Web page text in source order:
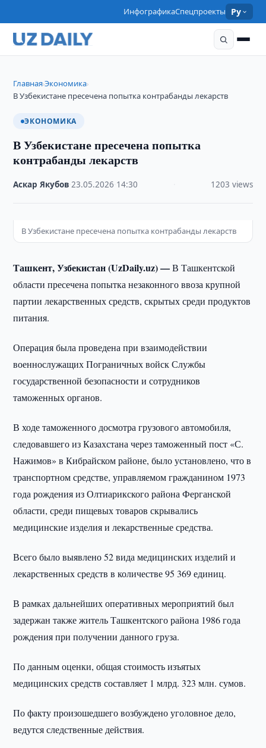
ИнфографикаСпецпроекты Ру
Главная›Экономика›
В Узбекистане пресечена попытка контрабанды лекарств
ЭКОНОМИКА
В Узбекистане пресечена попытка
контрабанды лекарств
Аскар Якубов ·23.05.2026 14:30 1203 views
В Узбекистане пресечена попытка контрабанды лекарств
Ташкент, Узбекистан (UzDaily.uz) —В Ташкентской
области пресечена попытка незаконного ввоза крупной
партии лекарственных средств, скрытых среди продуктов
питания.
Операция была проведена при взаимодействии
военнослужащих Пограничных войск Службы
государственной безопасности и сотрудников
таможенных органов.
В ходе таможенного досмотра грузового автомобиля,
следовавшего из Казахстана через таможенный пост «С.
Нажимов» в Кибрайском районе, было установлено, что в
транспортном средстве, управляемом гражданином 1973
года рождения из Олтиарикского района Ферганской
области, среди пищевых товаров скрывались
медицинские изделия и лекарственные средства.
Всего было выявлено 52 вида медицинских изделий и
лекарственных средств в количестве 95 369 единиц.
В рамках дальнейших оперативных мероприятий был
задержан также житель Ташкентского района 1986 года
рождения при получении данного груза.
По данным оценки, общая стоимость изъятых
медицинских средств составляет 1 млрд. 323 млн. сумов.
По факту произошедшего возбуждено уголовное дело,
ведутся следственные действия.